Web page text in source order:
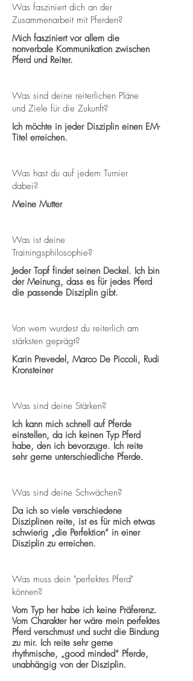
Was fasziniert dich an der
Zusammenarbeit mit Pferden?
Mich fasziniert vor allem die
nonverbale Kommunikation zwischen
Pferd und Reiter.
Was sind deine reiterlichen Pläne
und Ziele für die Zukunft?
Ich möchte in jeder Disziplin einen EM-
Titel erreichen.
Was hast du auf jedem Turnier
dabei?
Meine Mutter
Was ist deine
Trainingsphilosophie?
Jeder Topf findet seinen Deckel. Ich bin
der Meinung, dass es für jedes Pferd
die passende Disziplin gibt.
Von wem wurdest du reiterlich am
stärksten geprägt?
Karin Prevedel, Marco De Piccoli, Rudi
Kronsteiner
Was sind deine Stärken?
Ich kann mich schnell auf Pferde
einstellen, da ich keinen Typ Pferd
habe, den ich bevorzuge. Ich reite
sehr gerne unterschiedliche Pferde.
Was sind deine Schwächen?
Da ich so viele verschiedene
Disziplinen reite, ist es für mich etwas
schwierig „die Perfektion“ in einer
Disziplin zu erreichen.
Was muss dein "perfektes Pferd"
können?
Vom Typ her habe ich keine Präferenz.
Vom Charakter her wäre mein perfektes
Pferd verschmust und sucht die Bindung
zu mir. Ich reite sehr gerne
rhythmische, „good minded“ Pferde,
unabhängig von der Disziplin.